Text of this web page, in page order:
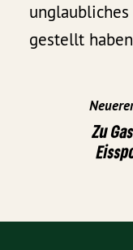
gestellt
Zu